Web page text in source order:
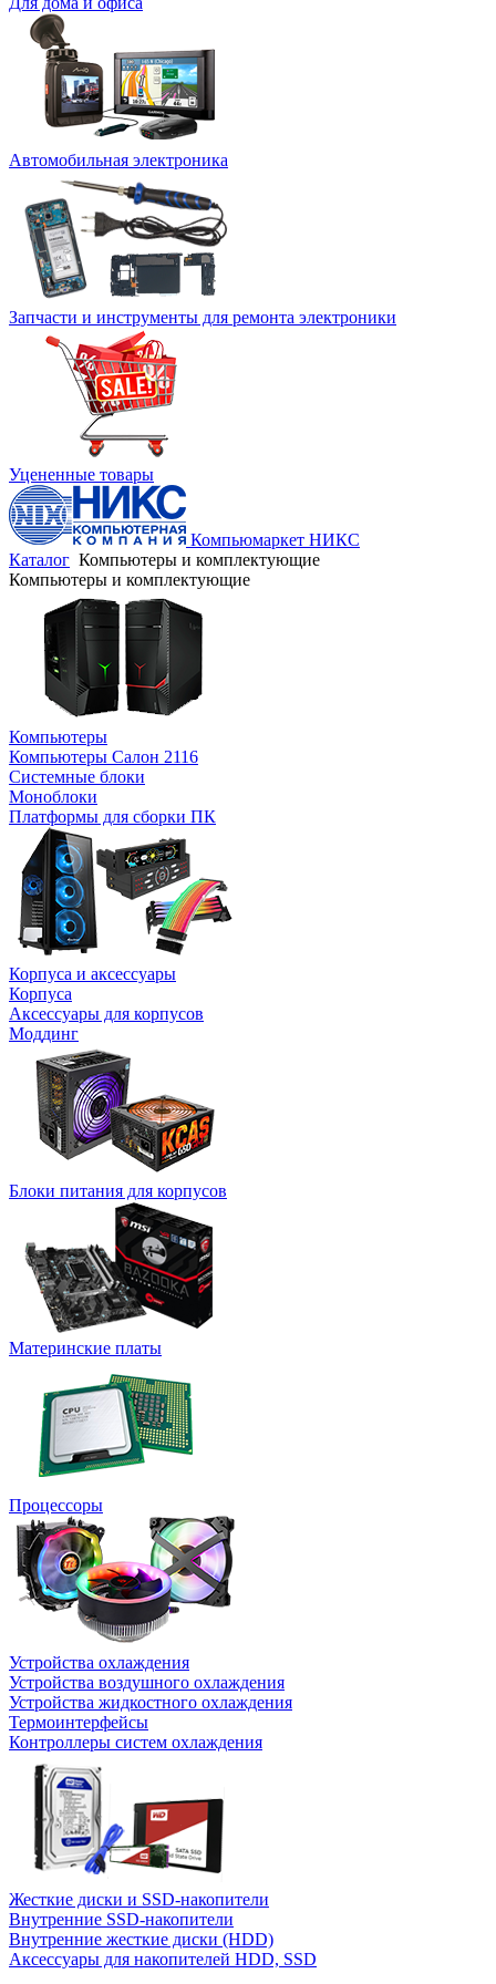
Автомобильная электроника
Запчасти и инструменты для ремонта электроники
Уцененные товары
Компьюмаркет НИКС
Каталог Компьютеры и комплектующие
Компьютеры и комплектующие
Компьютеры
Компьютеры Салон 2116
Системные блоки
Моноблоки
Платформы для сборки ПК
Корпуса и аксессуары
Корпуса
Аксессуары для корпусов
Моддинг
Блоки питания для корпусов
Материнские платы
Процессоры
Устройства охлаждения
Устройства воздушного охлаждения
Устройства жидкостного охлаждения
Термоинтерфейсы
Контроллеры систем охлаждения
Жесткие диски и SSD-накопители
Внутренние SSD-накопители
Внутренние жесткие диски (HDD)
Аксессуары для накопителей HDD, SSD